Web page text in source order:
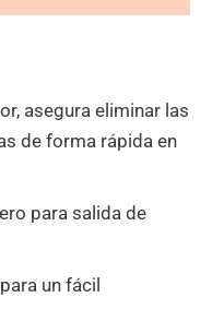
asegura eliminar las
de forma rápida en
para salida de
un fácil